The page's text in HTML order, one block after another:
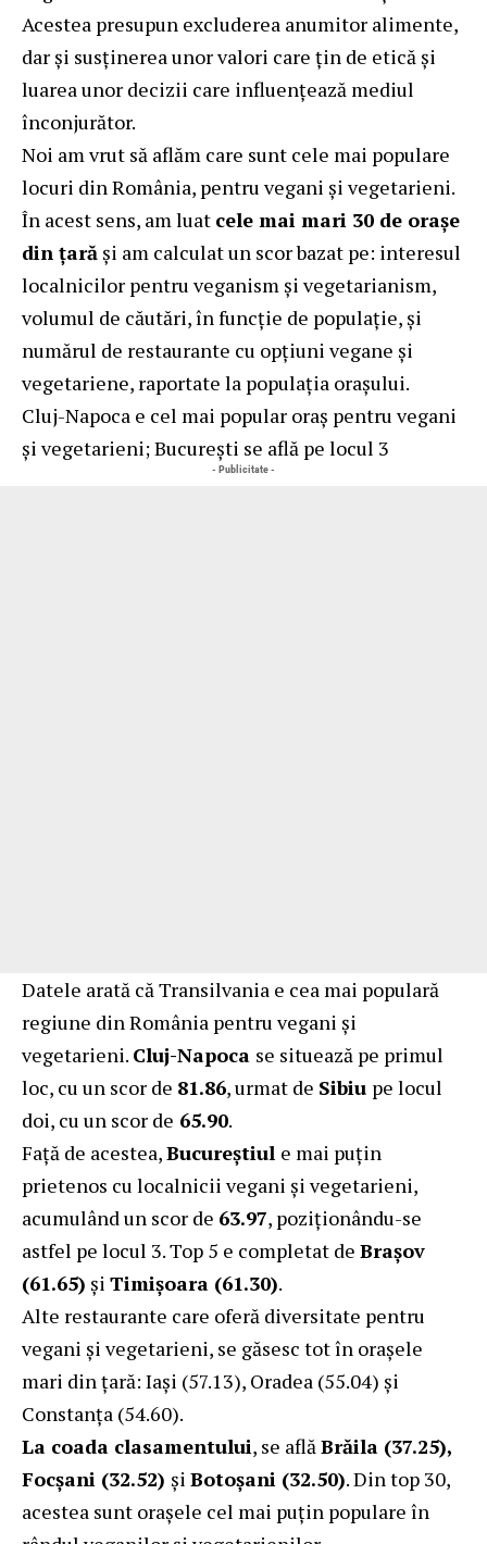
Acestea presupun excluderea anumitor alimente,
dar și susținerea unor valori care țin de etică și
luarea unor decizii care influențează mediul
înconjurător.
Noi am vrut să aflăm care sunt cele mai populare
locuri din România, pentru vegani și vegetarieni.
În acest sens, am luat cele mai mari 30 de orașe
din țară și am calculat un scor bazat pe: interesul
localnicilor pentru veganism și vegetarianism,
volumul de căutări, în funcție de populație, și
numărul de restaurante cu opțiuni vegane și
vegetariene, raportate la populația orașului.
Cluj-Napoca e cel mai popular oraș pentru vegani
și vegetarieni; București se află pe locul 3
- Publicitate -
Datele arată că Transilvania e cea mai populară
regiune din România pentru vegani și
vegetarieni. Cluj-Napoca se situează pe primul
loc, cu un scor de 81.86, urmat de Sibiu pe locul
doi, cu un scor de 65.90.
Față de acestea,Bucureștiul e mai puțin
prietenos cu localnicii vegani și vegetarieni,
acumulând un scor de 63.97, poziționându-se
astfel pe locul 3. Top 5 e completat de Brașov
(61.65) și Timișoara (61.30).
Alte restaurante care oferă diversitate pentru
vegani și vegetarieni, se găsesc tot în orașele
mari din țară: Iași (57.13), Oradea (55.04) și
Constanța (54.60).
La coada clasamentului, se află Brăila (37.25),
Focșani (32.52) și Botoșani (32.50). Din top 30,
acestea sunt orașele cel mai puțin populare în